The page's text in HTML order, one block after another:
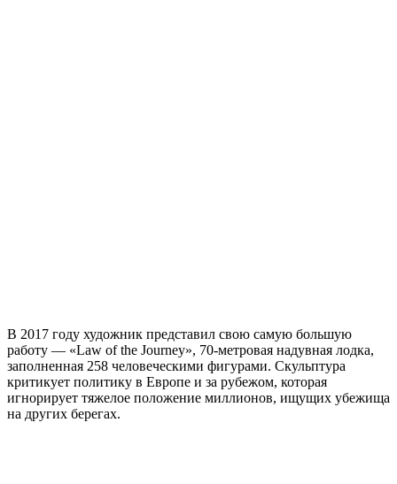
В 2017 году художник представил свою самую большую
работу — «Law of the Journey», 70-метровая надувная лодка,
заполненная 258 человеческими фигурами. Скульптура
критикует политику в Европе и за рубежом, которая
игнорирует тяжелое положение миллионов, ищущих убежища
на других берегах.